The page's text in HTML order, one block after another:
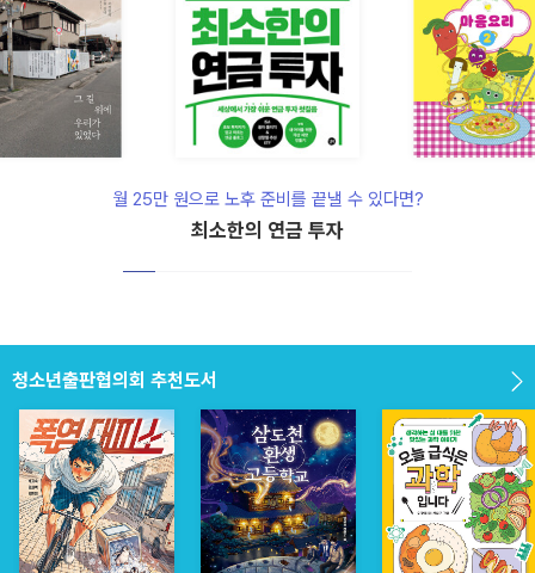
월 25만 원으로 노후 준비를 끝낼 수 있다면?
최소한의 연금 투자
폭염엔 장르소설
청소년출판협의회 추천도서
폭염엔 장르소설
청소년출판협의회 추천도서